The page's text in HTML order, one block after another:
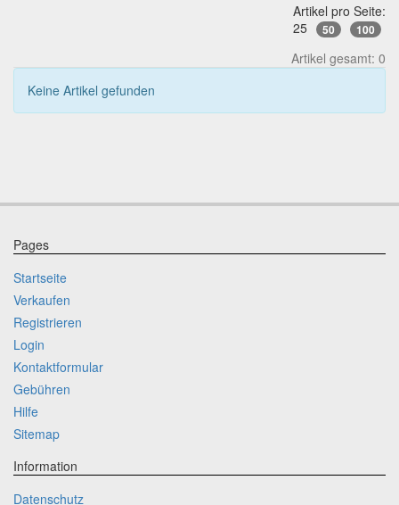
Artikel pro Seite:
25
50 100
Artikel gesamt: 0
Keine Artikel gefunden
Pages
Startseite
Verkaufen
Registrieren
Login
Kontaktformular
Gebühren
Hilfe
Sitemap
Information
Datenschutz